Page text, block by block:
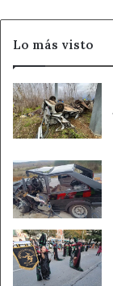
Lo más visto